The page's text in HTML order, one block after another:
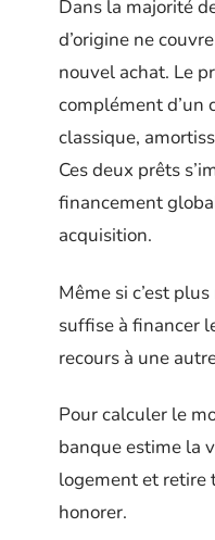
Dans la majorité
d’origine ne
nouvel achat. Le
complément d’un
classique,
Ces deux prêts
financement
acquisition.
Même si c’est
suffise à financer
recours à une
Pour calculer le
banque estime la
logement et retire
honorer.